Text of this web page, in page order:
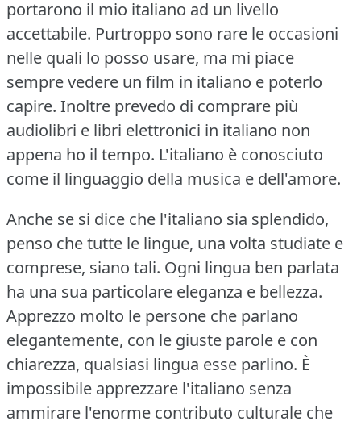
portarono il mio italiano ad un livello
accettabile. Purtroppo sono rare le occasioni
nelle quali lo posso usare, ma mi piace
sempre vedere un film in italiano e poterlo
capire. Inoltre prevedo di comprare più
audiolibri e libri elettronici in italiano non
appena ho il tempo. L'italiano è conosciuto
come il linguaggio della musica e dell'amore.
Anche se si dice che l'italiano sia splendido,
penso che tutte le lingue, una volta studiate e
comprese, siano tali. Ogni lingua ben parlata
ha una sua particolare eleganza e bellezza.
Apprezzo molto le persone che parlano
elegantemente, con le giuste parole e con
chiarezza, qualsiasi lingua esse parlino. È
impossibile apprezzare l'italiano senza
ammirare l'enorme contributo culturale che